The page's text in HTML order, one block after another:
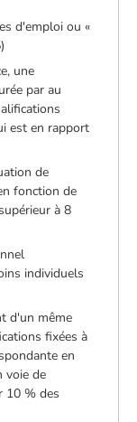
d'emploi ou «
une
par au
est en rapport
de
fonction de
à 8
individuels
d'un même
fixées à
en
voie de
10 % des